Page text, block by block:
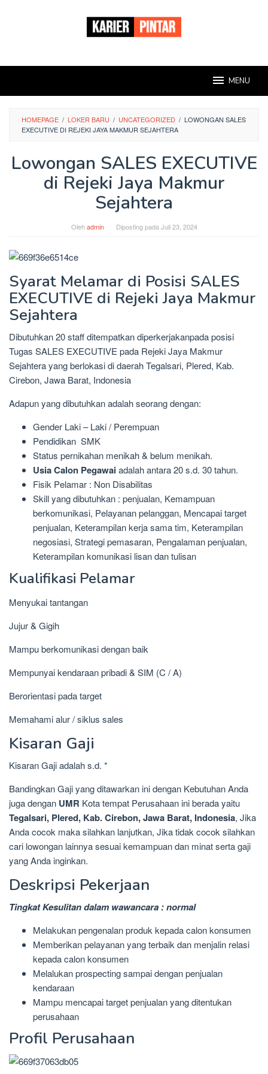
MENU
HOMEPAGE / LOKER BARU / UNCATEGORIZED / LOWONGAN SALES
EXECUTIVE DI REJEKI JAYA MAKMUR SEJAHTERA
Lowongan SALES EXECUTIVE
di Rejeki Jaya Makmur
Sejahtera
Olehadmin Diposting pada Juli 23, 2024
Syarat Melamar di Posisi SALES
EXECUTIVE di Rejeki Jaya Makmur
Sejahtera
Dibutuhkan 20 staff ditempatkan diperkerjakanpada posisi
Tugas SALES EXECUTIVE pada Rejeki Jaya Makmur
Sejahtera yang berlokasi di daerah Tegalsari, Plered, Kab.
Cirebon, Jawa Barat, Indonesia
Adapun yang dibutuhkan adalah seorang dengan:
Gender Laki – Laki / Perempuan
Pendidikan SMK
Status pernikahan menikah & belum menikah.
Usia Calon Pegawaiadalah antara 20 s.d. 30 tahun.
Fisik Pelamar : Non Disabilitas
Skill yang dibutuhkan : penjualan, Kemampuan
berkomunikasi, Pelayanan pelanggan, Mencapai target
penjualan, Keterampilan kerja sama tim, Keterampilan
negosiasi, Strategi pemasaran, Pengalaman penjualan,
Keterampilan komunikasi lisan dan tulisan
Kualifikasi Pelamar
Menyukai tantangan
Jujur & Gigih
Mampu berkomunikasi dengan baik
Mempunyai kendaraan pribadi & SIM (C / A)
Berorientasi pada target
Memahami alur / siklus sales
Kisaran Gaji
Kisaran Gaji adalah s.d. *
Bandingkan Gaji yang ditawarkan ini dengan Kebutuhan Anda
juga dengan UMR Kota tempat Perusahaan ini berada yaitu
Tegalsari, Plered, Kab. Cirebon, Jawa Barat, Indonesia, Jika
Anda cocok maka silahkan lanjutkan, Jika tidak cocok silahkan
cari lowongan lainnya sesuai kemampuan dan minat serta gaji
yang Anda inginkan.
Deskripsi Pekerjaan
Tingkat Kesulitan dalam wawancara : normal
Melakukan pengenalan produk kepada calon konsumen
Memberikan pelayanan yang terbaik dan menjalin relasi
kepada calon konsumen
Melalukan prospecting sampai dengan penjualan
kendaraan
Mampu mencapai target penjualan yang ditentukan
perusahaan
Profil Perusahaan